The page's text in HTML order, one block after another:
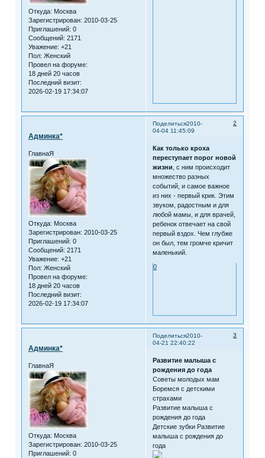
Откуда: Москва
Зарегистрирован: 2010-03-25
Приглашений: 0
Сообщений: 2171
Уважение: +21
Пол: Женский
Провел на форуме:
18 дней 20 часов
Последний визит:
2026-02-19 17:34:07
Поделиться 2
2010-
04-04 11:45:09
Админка*
ГлавнаЯ
Откуда: Москва
Зарегистрирован: 2010-03-25
Приглашений: 0
Сообщений: 2171
Уважение: +21
Пол: Женский
Провел на форуме:
18 дней 20 часов
Последний визит:
2026-02-19 17:34:07
Как только кроха
переступает порог новой
жизни , с ним происходит
множество разных
событий, и самое важное
из них - первый крик. Этим
звуком, радостным и для
любой мамы, и для врачей,
ребенок отвечает на свой
первый вздох. Чем глубже
он был, тем громче кричит
маленький.
0
Поделиться 3
2010-
04-21 22:40:22
Админка*
ГлавнаЯ
Откуда: Москва
Зарегистрирован: 2010-03-25
Приглашений: 0
Развитие малыша с
рождения до года
Советы молодых мам
Боремся с детскими
страхами
Развитие малыша с
рождения до года
Детские зубки Развитие
малыша с рождения до
года